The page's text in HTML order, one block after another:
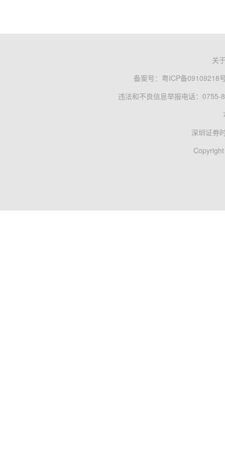
关
备案号： 粤ICP备09109218
违法和不良信息举报电话：0755-
深圳证券